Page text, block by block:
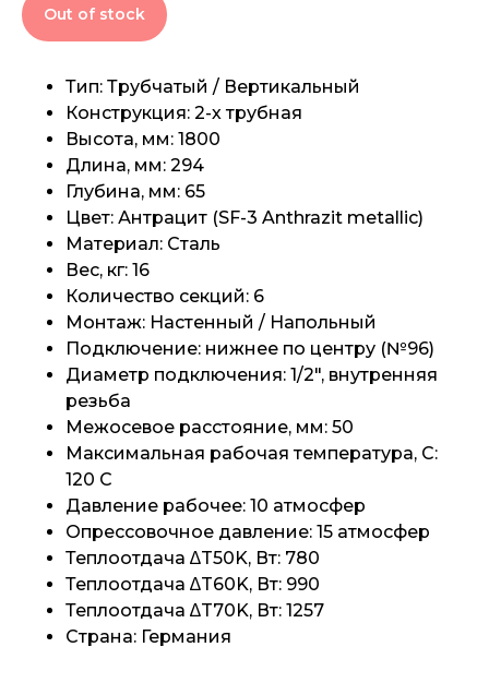
Out of stock
Тип: Трубчатый / Вертикальный
Конструкция: 2-х трубная
Высота, мм: 1800
Длина, мм: 294
Глубина, мм: 65
Цвет: Антрацит (SF-3 Anthrazit metallic)
Материал: Сталь
Вес, кг: 16
Количество секций: 6
Монтаж: Настенный / Напольный
Подключение: нижнее по центру (№96)
Диаметр подключения: 1/2", внутренняя
резьба
Межосевое расстояние, мм: 50
Максимальная рабочая температура, C:
120 C
Давление рабочее: 10 атмосфер
Опрессовочное давление: 15 атмосфер
Теплоотдача ∆T50K, Вт: 780
Теплоотдача ∆T60K, Вт: 990
Теплоотдача ∆T70K, Вт: 1257
Страна: Германия